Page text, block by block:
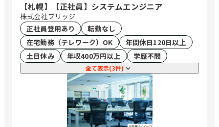
【札幌】【正社員】システムエンジニア
株式会社ブリッジ
正社員登用あり
転勤なし
在宅勤務（テレワーク）OK
年間休日120日以上
土日休み
年収400万円以上 学歴不問
全て表示(3件)